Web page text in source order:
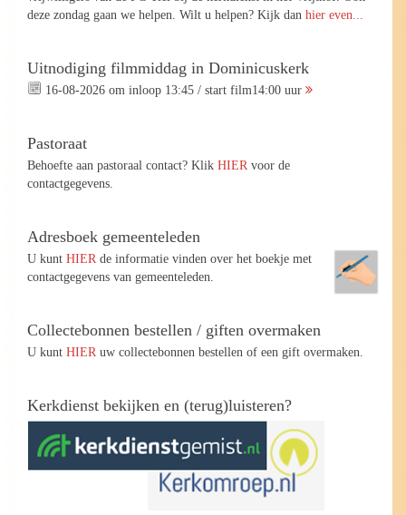
deze zondag gaan we helpen. Wilt u helpen? Kijk dan hier even...
Uitnodiging filmmiddag in Dominicuskerk
16-08-2026 om inloop 13:45 / start film14:00 uur
Pastoraat
Behoefte aan pastoraal contact? Klik HIERvoor de
contactgegevens.
Adresboek gemeenteleden
U kunt HIERde informatie vinden over het boekje met
contactgegevens van gemeenteleden.
Collectebonnen bestellen / giften overmaken
U kunt HIERuw collectebonnen bestellen of een gift overmaken.
Kerkdienst bekijken en (terug)luisteren?